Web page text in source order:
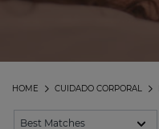
CUIDADO CORPORAL
HOME